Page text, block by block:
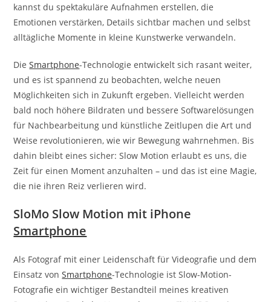
kannst du spektakuläre Aufnahmen erstellen, die
Emotionen verstärken, Details sichtbar machen und selbst
alltägliche Momente in kleine Kunstwerke verwandeln.
DieSmartphone-Technologie entwickelt sich rasant weiter,
und es ist spannend zu beobachten, welche neuen
Möglichkeiten sich in Zukunft ergeben. Vielleicht werden
bald noch höhere Bildraten und bessere Softwarelösungen
für Nachbearbeitung und künstliche Zeitlupen die Art und
Weise revolutionieren, wie wir Bewegung wahrnehmen. Bis
dahin bleibt eines sicher: Slow Motion erlaubt es uns, die
Zeit für einen Moment anzuhalten – und das ist eine Magie,
die nie ihren Reiz verlieren wird.
SloMo Slow Motion mit iPhone
Smartphone
Als Fotograf mit einer Leidenschaft für Videografie und dem
Einsatz vonSmartphone-Technologie ist Slow-Motion-
Fotografie ein wichtiger Bestandteil meines kreativen